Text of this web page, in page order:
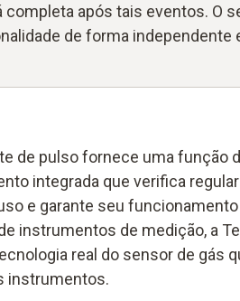
completa após tais eventos. O
de forma independente
de pulso fornece uma função
integrada que verifica
e garante seu
instrumentos de medição, a
real do sensor de gás
instrumentos.